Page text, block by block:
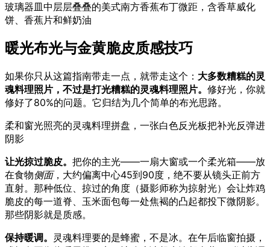
玻璃器皿中层层叠叠的美式南方香蕉布丁微距，含香草威化
饼、香蕉片和鲜奶油
暖光布光与金黄脆皮质感技巧
如果你只从这篇指南带走一点，就带走这个： 大多数糟糕的灵
魂料理照片，不过是打光糟糕的灵魂料理照片。 修好光，你就
修好了80%的问题。它归结为几个简单的布光思路。
柔和窗光照亮的灵魂料理拼盘，一张白色反光板把补光反弹进
阴影
让光掠过脆皮。 把你的主光——一扇大窗或一个柔光箱——放
在食物侧面，大约偏离中心45到90度，绝不要从镜头正前方
直射。那种低位、掠过的角度（摄影师称为掠射光）会让炸鸡
脆皮的每一道脊、玉米面包每一处焦褐的凸起都投下微阴影。
那些阴影就是质感。
保持暖调。 灵魂料理要的是蜂蜜，不是冰。在午后临窗拍摄，